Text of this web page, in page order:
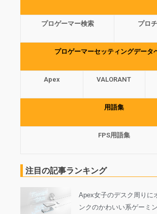
プロゲーマー検索 プロ
プロゲーマーセッティングデータ
Apex VALORANT
用語集
FPS用語集
注目の記事ランキング
Apex女子のデスク周りに
ンクのかわいい系ゲーミ